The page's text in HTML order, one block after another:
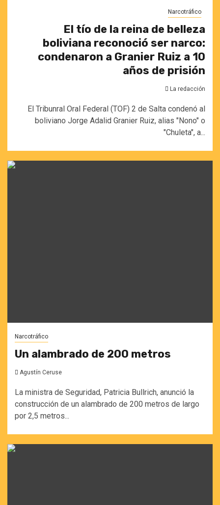
Narcotráfico
El tío de la reina de belleza
boliviana reconoció ser narco:
condenaron a Granier Ruiz a 10
años de prisión
La redacción
El Tribunral Oral Federal (TOF) 2 de Salta condenó al
boliviano Jorge Adalid Granier Ruiz, alias "Nono" o
"Chuleta", a...
Narcotráfico
Un alambrado de 200 metros
Agustín Ceruse
La ministra de Seguridad, Patricia Bullrich, anunció la
construcción de un alambrado de 200 metros de largo
por 2,5 metros...